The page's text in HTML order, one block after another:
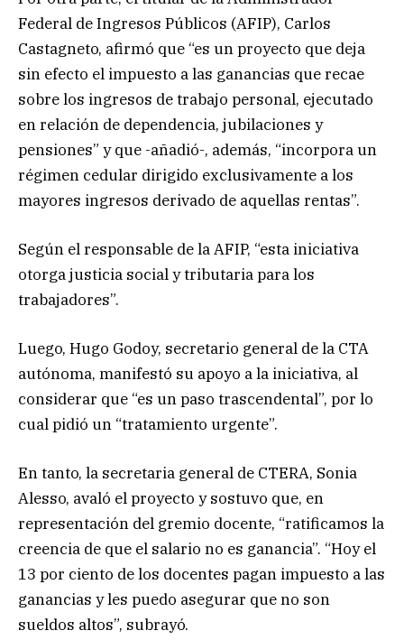
Federal de Ingresos Públicos (AFIP), Carlos
Castagneto, afirmó que “es un proyecto que deja
sin efecto el impuesto a las ganancias que recae
sobre los ingresos de trabajo personal, ejecutado
en relación de dependencia, jubilaciones y
pensiones” y que -añadió-, además, “incorpora un
régimen cedular dirigido exclusivamente a los
mayores ingresos derivado de aquellas rentas”.
Según el responsable de la AFIP, “esta iniciativa
otorga justicia social y tributaria para los
trabajadores”.
Luego, Hugo Godoy, secretario general de la CTA
autónoma, manifestó su apoyo a la iniciativa, al
considerar que “es un paso trascendental”, por lo
cual pidió un “tratamiento urgente”.
En tanto, la secretaria general de CTERA, Sonia
Alesso, avaló el proyecto y sostuvo que, en
representación del gremio docente, “ratificamos la
creencia de que el salario no es ganancia”. “Hoy el
13 por ciento de los docentes pagan impuesto a las
ganancias y les puedo asegurar que no son
sueldos altos”, subrayó.